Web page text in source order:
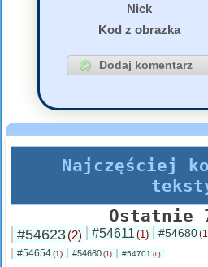
Nick
Kod z obrazka
Najczęściej
Ostatnie
#54623(2) #54611 (1) #54680
#54654(1) #54660 (1) #54701 (0)